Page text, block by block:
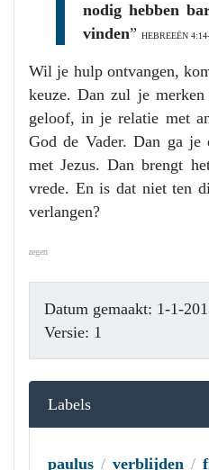
nodig hebben
vinden” HEBREEËN 4:14-
Wil je hulp ontvangen,
keuze. Dan zul je
geloof, in je relatie met
God de Vader. Dan ga
met Jezus. Dan brengt
vrede. En is dat niet ten
verlangen?
Datum gemaakt: 1-1-
Versie: 1
Labels
paulus verblijden